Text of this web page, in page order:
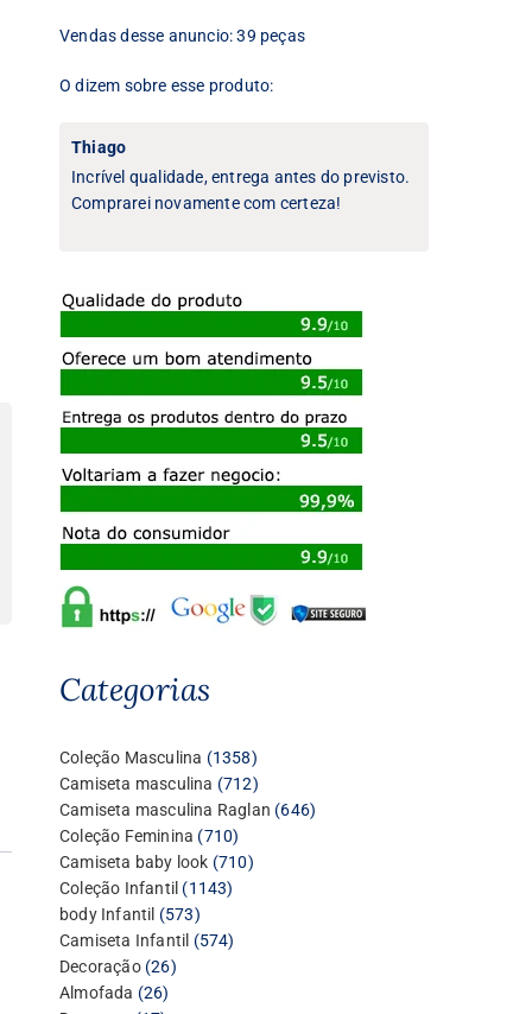
Vendas desse anuncio: 39 peças
O dizem sobre esse produto:
Thiago
Incrível qualidade, entrega antes do previsto.
Comprarei novamente com certeza!
Categorias
Coleção Masculina 13581358
produtos
Camiseta masculina 712712
produtos
Camiseta masculina Raglan 646646
Coleção Feminina 710710
produtos
Camiseta baby look 710710
Coleção Infantil 11431143
body Infantil 573573
produtos
Camiseta Infantil 574574
Decoração 2626
Almofada 2626